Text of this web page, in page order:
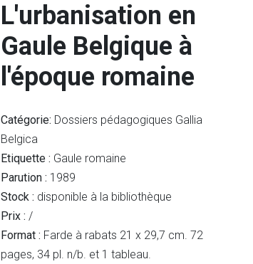
L'urbanisation en
Gaule Belgique à
l'époque romaine
Catégorie: Dossiers pédagogiques Gallia
Belgica
Etiquette : Gaule romaine
Parution : 1989
Stock : disponible à la bibliothèque
Prix : /
Format : Farde à rabats 21 x 29,7 cm. 72
pages, 34 pl. n/b. et 1 tableau.